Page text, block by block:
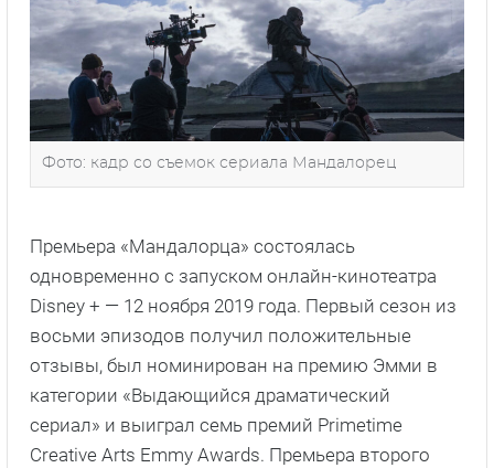
Фото: кадр со съемок сериала Мандалорец
Премьера «Мандалорца» состоялась
одновременно с запуском онлайн-кинотеатра
Disney + — 12 ноября 2019 года. Первый сезон из
восьми эпизодов получил положительные
отзывы, был номинирован на премию Эмми в
категории «Выдающийся драматический
сериал» и выиграл семь премий Primetime
Creative Arts Emmy Awards. Премьера второго